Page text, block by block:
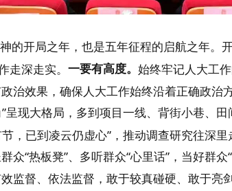
的开局之年，也是五年征程的启航之年。
走深走实。 一要有高度。 始终牢记人大工
治效果，确保人大工作始终沿着正确政治
呈现大格局，多到项目一线、背街小巷、
，已到凌云仍虚心”，推动调查研究往深里
“热板凳”、多听群众“心里话”，当好群
监督、依法监督，敢于较真碰硬、敢于亮